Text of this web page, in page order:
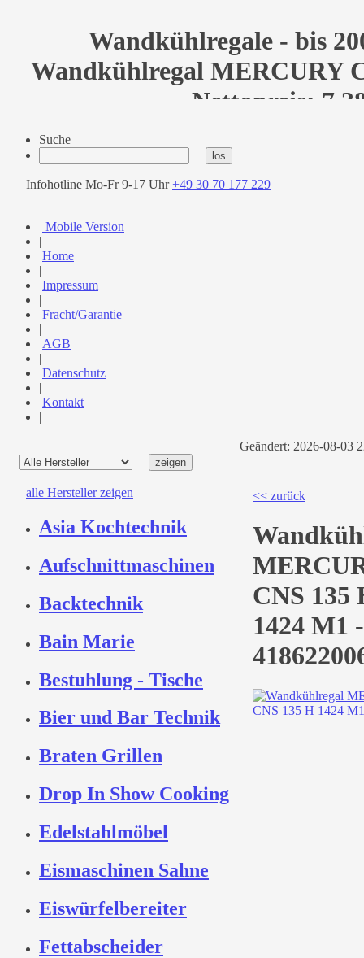
Wandkühlregale - bis
Wandkühlregal MERCURY
Nettopreis:
Suche
Infohotline Mo-Fr 9-17 Uhr+49 30 70 177 229
Mobile Version
|
Home
|
Impressum
|
Fracht/Garantie
|
AGB
|
Datenschutz
|
Kontakt
|
alle Hersteller zeigen
Asia Kochtechnik
Aufschnittmaschinen
Backtechnik
Bain Marie
Bestuhlung - Tische
Bier und Bar Technik
Braten Grillen
Drop In Show Cooking
Edelstahlmöbel
Eismaschinen Sahne
Eiswürfelbereiter
Fettabscheider
Geändert: 2026-08-03
<< zurück
CNS 135
1424 M1 -